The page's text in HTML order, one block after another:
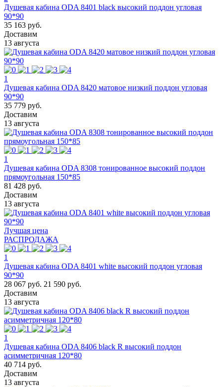
Душевая кабина ODA 8401 black высокий поддон угловая
90*90
35 163 руб.
Доставим
13 августа
1
Душевая кабина ODA 8420 матовое низкий поддон угловая
90*90
35 779 руб.
Доставим
13 августа
1
Душевая кабина ODA 8308 тонированное высокий поддон
прямоугольная 150*85
81 428 руб.
Доставим
13 августа
Лучшая цена
РАСПРОДАЖА
1
Душевая кабина ODA 8401 white высокий поддон угловая
90*90
28 067 руб. 21 590 руб.
Доставим
13 августа
1
Душевая кабина ODA 8406 black R высокий поддон
асимметричная 120*80
40 714 руб.
Доставим
13 августа